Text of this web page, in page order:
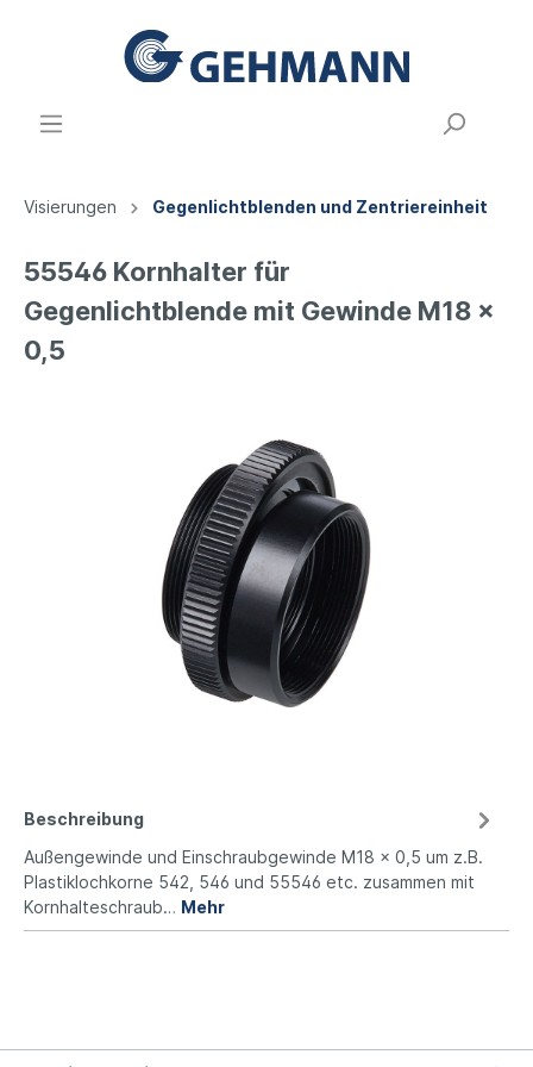
Visierungen Gegenlichtblenden und Zentriereinheit
55546 Kornhalter für
Gegenlichtblende mit Gewinde M18 x
0,5
Beschreibung
Außengewinde und Einschraubgewinde M18 x 0,5 um z.B.
Plastiklochkorne 542, 546 und 55546 etc. zusammen mit
Kornhalteschraub… Mehr